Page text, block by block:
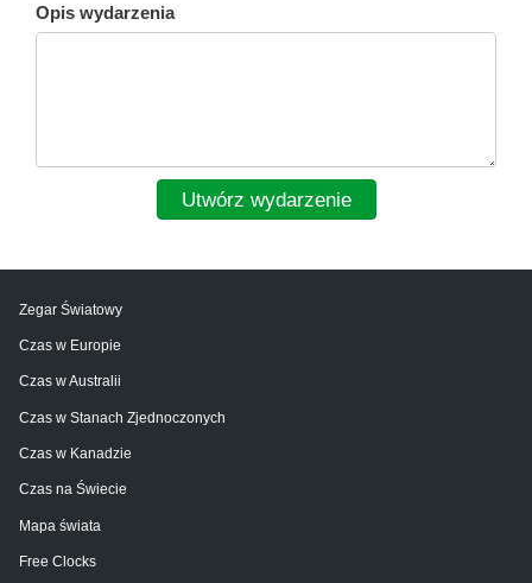
Opis wydarzenia
Utwórz wydarzenie
Zegar Światowy
Czas w Europie
Czas w Australii
Czas w Stanach Zjednoczonych
Czas w Kanadzie
Czas na Świecie
Mapa świata
Free Clocks